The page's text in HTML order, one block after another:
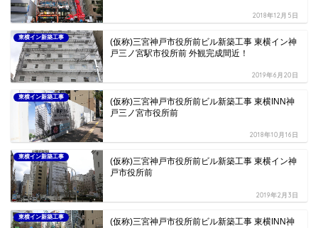
2018年12月5日
東横イン新築工事
(仮称)三宮神戸市役所前ビル新築工事 東横イン神
戸三ノ宮駅市役所前 外観完成間近！
2019年6月20日
東横イン新築工事
(仮称)三宮神戸市役所前ビル新築工事 東横INN神
戸三ノ宮市役所前
2018年10月16日
東横イン新築工事
(仮称)三宮神戸市役所前ビル新築工事 東横イン神
戸市役所前
2019年2月3日
東横イン新築工事
(仮称)三宮神戸市役所前ビル新築工事 東横INN神